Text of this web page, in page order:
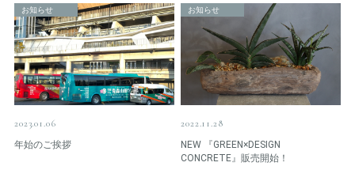
お知らせ
2023.01.06
年始のご挨拶
お知らせ
2022.11.28
NEW 『GREEN×DESIGN
CONCRETE』販売開始！